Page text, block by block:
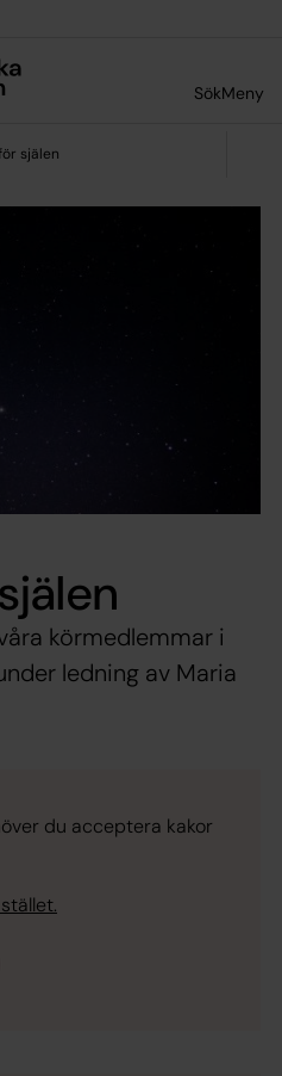
SökMeny
själen
körmedlemmar i
ledning av Maria
du acceptera kakor